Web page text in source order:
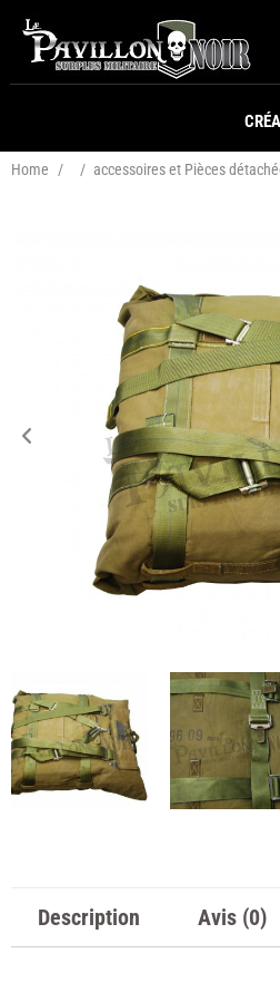
Home / / accessoires et Pièces
Description Avis (0)